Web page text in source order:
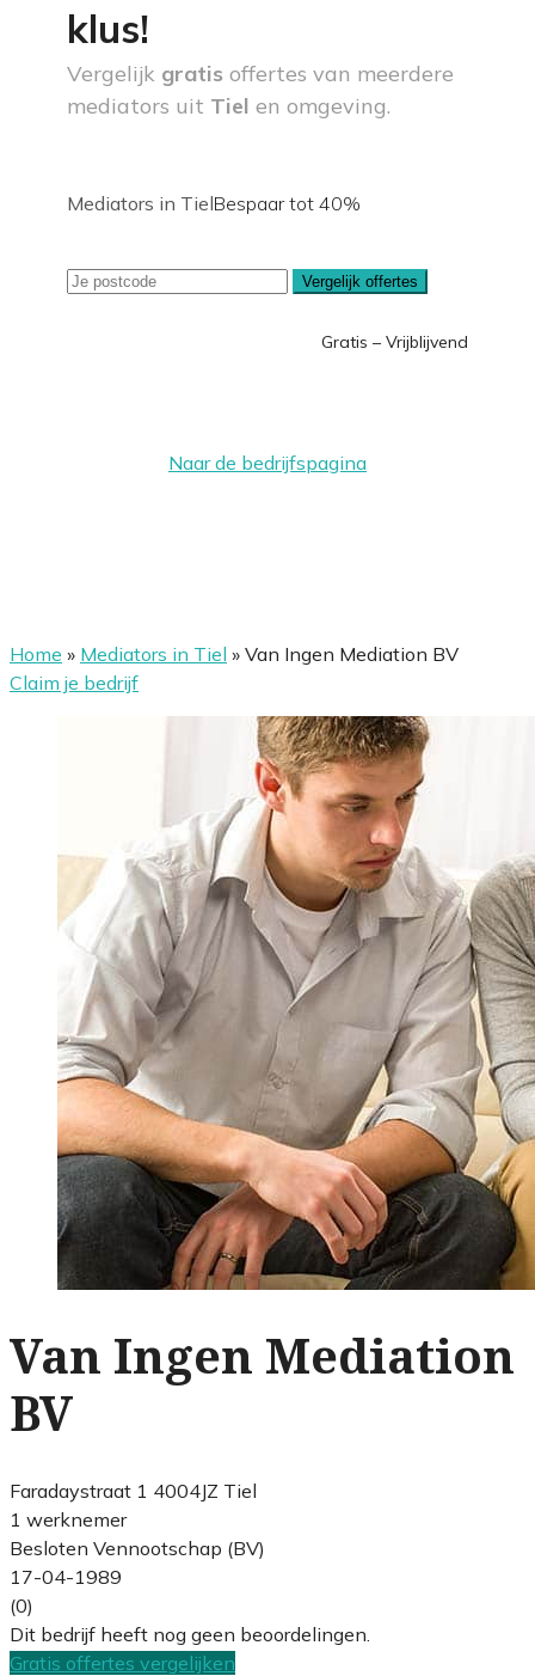
klus!
Vergelijk gratis offertes van meerdere
mediators uit Tiel en omgeving.
Mediators in TielBespaar tot 40%
Vergelijk offertes
Gratis – Vrijblijvend
Naar de bedrijfspagina
Home » Mediators in Tiel » Van Ingen Mediation BV
Claim je bedrijf
Van Ingen Mediation
BV
Faradaystraat 1 4004JZ Tiel
1 werknemer
Besloten Vennootschap (BV)
17-04-1989
(0)
Dit bedrijf heeft nog geen beoordelingen.
Gratis offertes vergelijken